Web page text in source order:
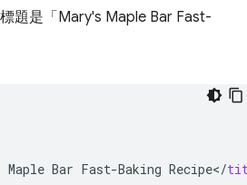
題是「Mary's Maple Bar Fast-
Maple Bar Fast-Baking Recipe</